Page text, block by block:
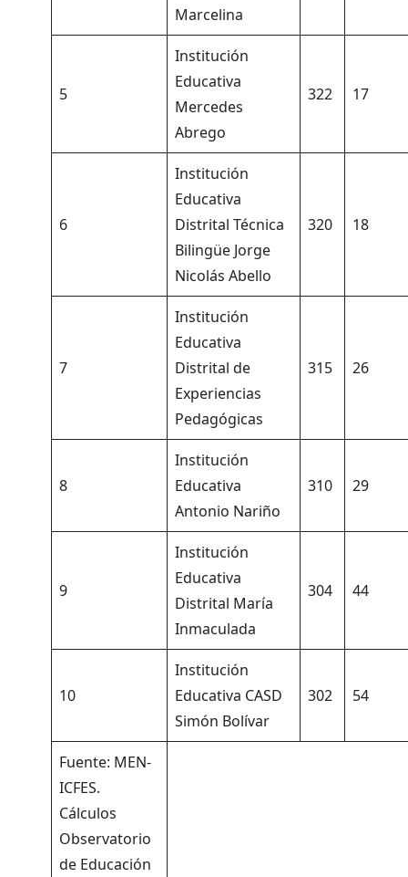
Marcelina
5
Institución
Educativa
Mercedes
Abrego
322 17
6
Institución
Educativa
Distrital Técnica
Bilingüe Jorge
Nicolás Abello
320 18
7
Institución
Educativa
Distrital de
Experiencias
Pedagógicas
315 26
8
Institución
Educativa
Antonio Nariño
310 29
9
Institución
Educativa
Distrital María
Inmaculada
304 44
10
Institución
Educativa CASD
Simón Bolívar
302 54
Fuente: MEN-
ICFES.
Cálculos
Observatorio
de Educación